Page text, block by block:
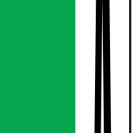
udendørs